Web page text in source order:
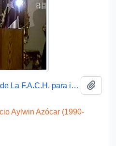
Reunión con Alto Mando de La F.A.C.H. para imponer Condecoración Presidente de la República : video
Aylwin Azócar (1990-